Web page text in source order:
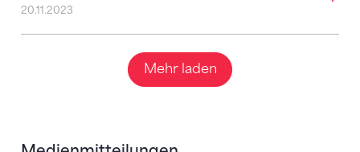
20.11.2023
Mehr laden